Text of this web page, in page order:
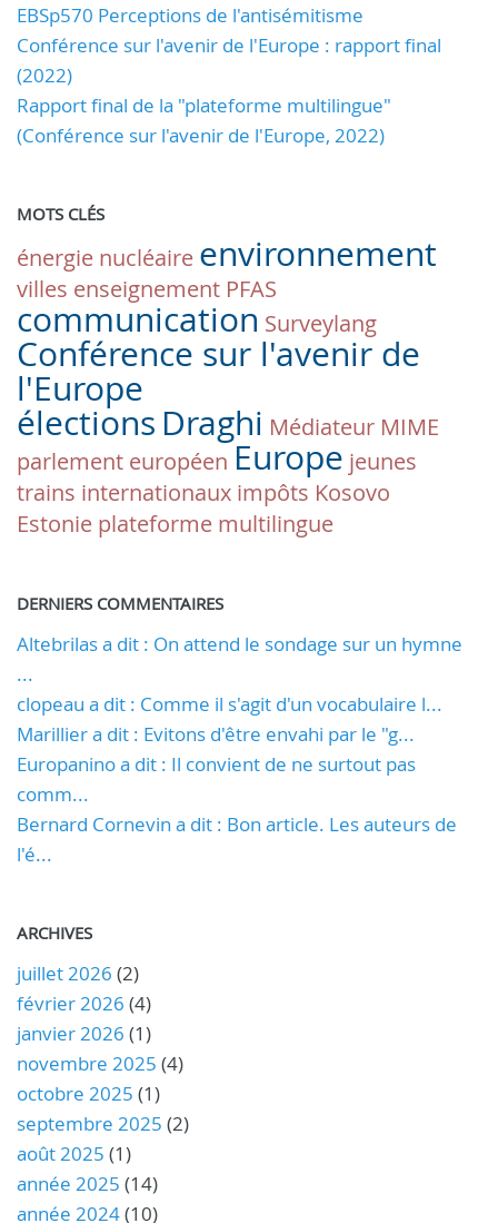
EBSp570 Perceptions de l'antisémitisme
Conférence sur l'avenir de l'Europe : rapport final
(2022)
Rapport final de la "plateforme multilingue"
(Conférence sur l'avenir de l'Europe, 2022)
MOTS CLÉS
énergie nucléaire environnement
villes enseignement PFAS
communication Surveylang
Conférence sur l'avenir de
l'Europe
élections Draghi Médiateur MIME
parlement européen Europe jeunes
trains internationaux impôts Kosovo
Estonie plateforme multilingue
DERNIERS COMMENTAIRES
Altebrilas a dit : On attend le sondage sur un hymne
...
clopeau a dit : Comme il s'agit d'un vocabulaire l...
Marillier a dit : Evitons d'être envahi par le "g...
Europanino a dit : Il convient de ne surtout pas
comm...
Bernard Cornevin a dit : Bon article. Les auteurs de
l'é...
ARCHIVES
juillet 2026 (2)
février 2026 (4)
janvier 2026 (1)
novembre 2025 (4)
octobre 2025 (1)
septembre 2025 (2)
août 2025 (1)
année 2025 (14)
année 2024(10)